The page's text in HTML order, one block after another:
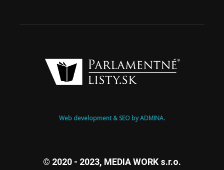
Web development & SEO by ADMINA.
© 2020 - 2023, MEDIA WORK s.r.o.